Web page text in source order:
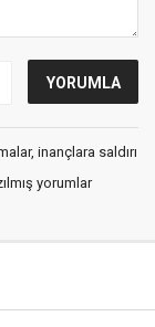
inançlara saldırı
yorumlar